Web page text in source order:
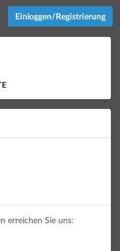
Einloggen/Registrierung
erreichen Sie uns: